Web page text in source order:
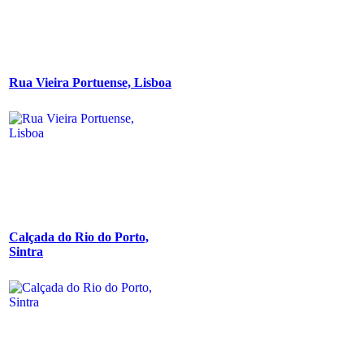
Rua Vieira Portuense, Lisboa
Calçada do Rio do Porto,
Sintra